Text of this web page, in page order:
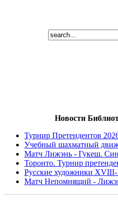
Новости
Турнир Претендентов
Учебный шахматный
Матч Лижэнь - Гукеш.
Торонто. Турнир
Русские художники
Матч Непомнящий -